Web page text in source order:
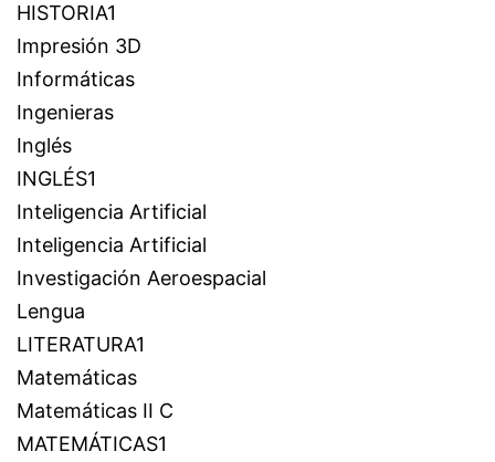
HISTORIA1
Impresión 3D
Informáticas
Ingenieras
Inglés
INGLÉS1
Inteligencia Artificial
Inteligencia Artificial
Investigación Aeroespacial
Lengua
LITERATURA1
Matemáticas
Matemáticas II C
MATEMÁTICAS1